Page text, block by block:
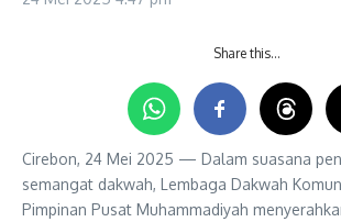
Share this…
Cirebon, 24 Mei 2025 — Dalam suasana
semangat dakwah, Lembaga Dakwah
Pimpinan Pusat Muhammadiyah